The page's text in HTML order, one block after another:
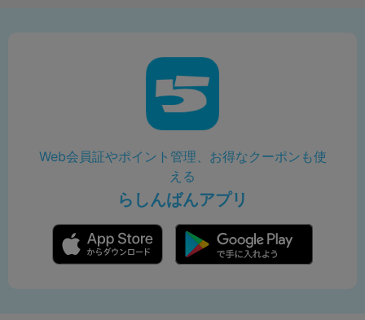
Web会員証やポイント管理、お得なクーポンも使
える
らしんばんアプリ